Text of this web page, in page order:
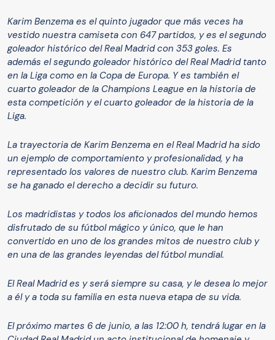
Karim Benzema es el quinto jugador que más veces ha
vestido nuestra camiseta con 647 partidos, y es el segundo
goleador histórico del Real Madrid con 353 goles. Es
además el segundo goleador histórico del Real Madrid tanto
en la Liga como en la Copa de Europa. Y es también el
cuarto goleador de la Champions League en la historia de
esta competición y el cuarto goleador de la historia de la
Liga.
La trayectoria de Karim Benzema en el Real Madrid ha sido
un ejemplo de comportamiento y profesionalidad, y ha
representado los valores de nuestro club. Karim Benzema
se ha ganado el derecho a decidir su futuro.
Los madridistas y todos los aficionados del mundo hemos
disfrutado de su fútbol mágico y único, que le han
convertido en uno de los grandes mitos de nuestro club y
en una de las grandes leyendas del fútbol mundial.
El Real Madrid es y será siempre su casa, y le desea lo mejor
a él y a toda su familia en esta nueva etapa de su vida.
El próximo martes 6 de junio, a las 12:00 h, tendrá lugar en la